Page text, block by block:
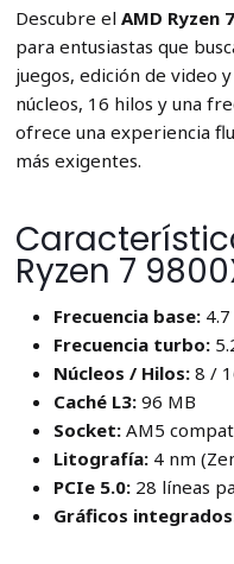
Descubre el AMD Ryzen
para entusiastas que
juegos, edición de video
núcleos, 16 hilos y una
ofrece una experiencia
más exigentes.
Ryzen 7
Frecuencia base:4.7
Frecuencia turbo:
Núcleos / Hilos:8 /
Caché L3:96 MB
Socket:AM5
Litografía:4 nm
PCIe 5.0:28 líneas
Gráficos